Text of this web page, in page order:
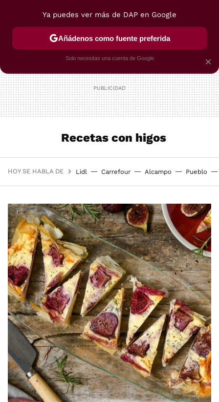
POSTRES VIAJES SELECCIÓN VEGUI
Recetas con higos
HOY SE HABLA DE Lidl Carrefour Alcampo Pueblo
×
Ya puedes ver más de DAP en Google
Añádenos como fuente preferida
Solo necesitas una cuenta de Google